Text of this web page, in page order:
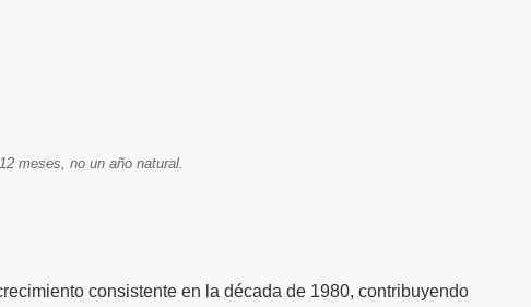
meses, no un año natural.
consistente en la década de 1980, contribuyendo